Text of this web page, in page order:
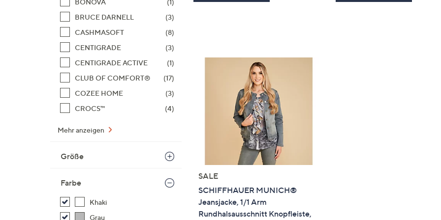
BONOVA
(1)
BRUCE DARNELL
(3)
CASHMASOFT
(8)
CENTIGRADE
(3)
CENTIGRADE ACTIVE
(1)
CLUB OF COMFORT®
(17)
COZEE HOME
(3)
CROCS™
(4)
Mehr anzeigen
Größe
Farbe
Khaki
Grau
SALE
SCHIFFHAUER MUNICH®
Jeansjacke, 1/1 Arm
Rundhalsausschnitt Knopfleiste,